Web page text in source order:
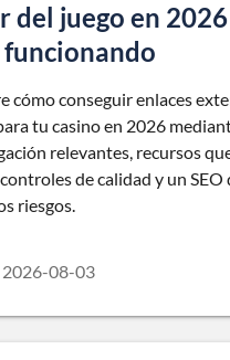
del juego en
funcionando
cómo conseguir enlaces
tu casino en 2026
relevantes, recursos
de calidad y un SEO
riesgos.
2026-08-03